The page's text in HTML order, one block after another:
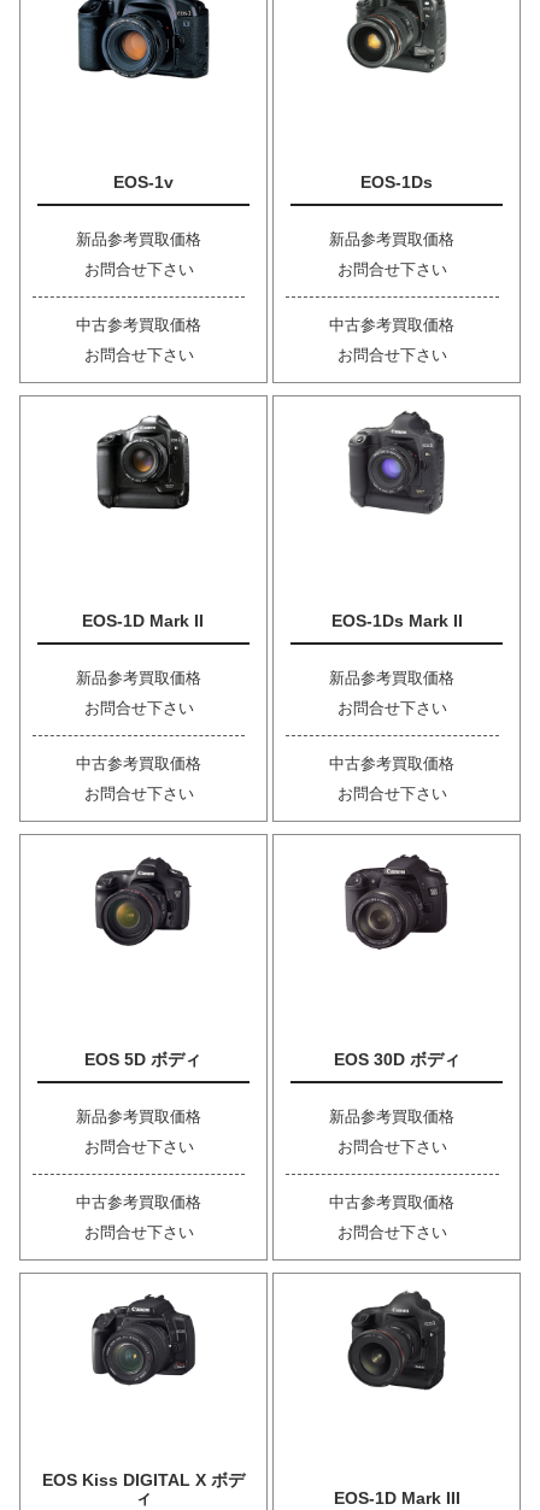
EOS-1v
新品参考買取価格
お問合せ下さい
中古参考買取価格
お問合せ下さい
EOS-1Ds
新品参考買取価格
お問合せ下さい
中古参考買取価格
お問合せ下さい
EOS-1D Mark II
新品参考買取価格
お問合せ下さい
中古参考買取価格
お問合せ下さい
EOS-1Ds Mark II
新品参考買取価格
お問合せ下さい
中古参考買取価格
お問合せ下さい
EOS 5D ボディ
新品参考買取価格
お問合せ下さい
中古参考買取価格
お問合せ下さい
EOS 30D ボディ
新品参考買取価格
お問合せ下さい
中古参考買取価格
お問合せ下さい
EOS Kiss DIGITAL X ボデ
ィ
EOS-1D Mark III